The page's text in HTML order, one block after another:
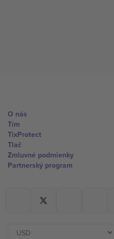
O nás
Tím
TixProtect
Tlač
Zmluvné podmienky
Partnerský program